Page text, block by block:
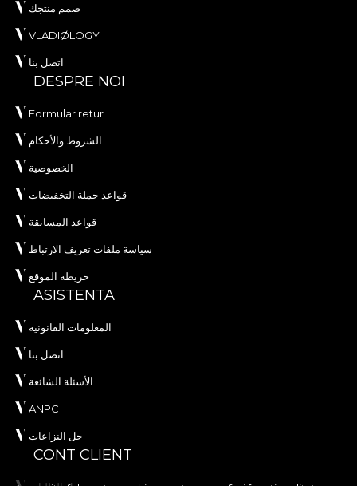
صمم منتجك
VLADIØLOGY
اتصل بنا
DESPRE NOI
Formular retur
الشروط والأحكام
الخصوصية
قواعد حملة التخفيضات
قواعد المسابقة
سياسة ملفات تعريف الارتباط
خريطة الموقع
ASISTENTA
المعلومات القانونية
اتصل بنا
الأسئلة الشائعة
ANPC
حل النزاعات
CONT CLIENT